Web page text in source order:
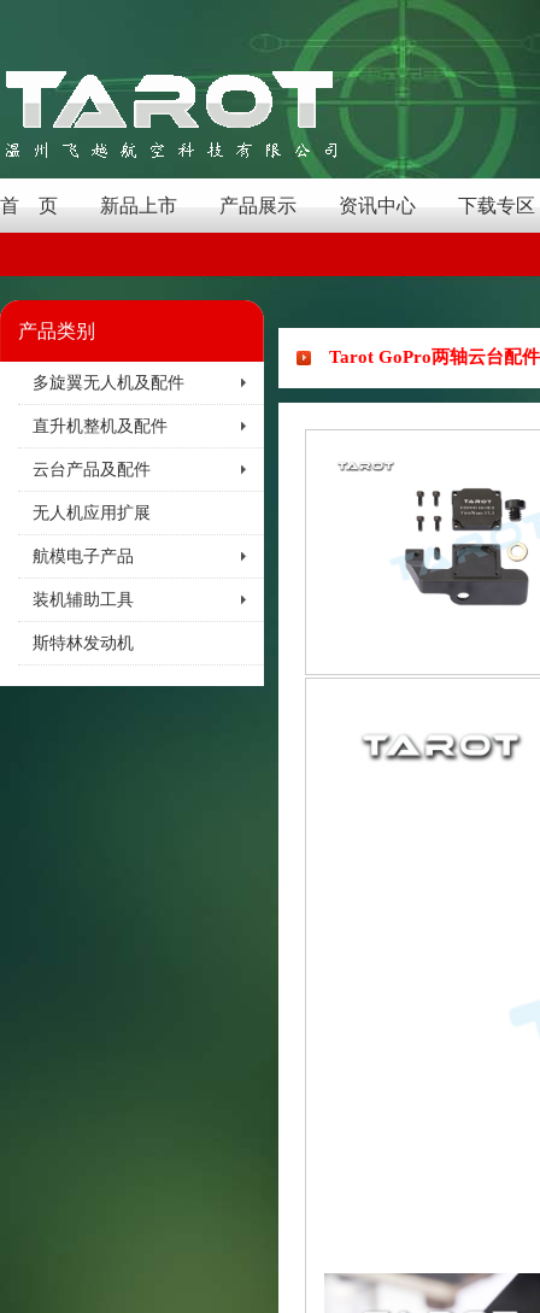
首 页 新品上市 产品展示 资讯中心 下载专区
产品类别
多旋翼无人机及配件
直升机整机及配件
云台产品及配件
无人机应用扩展
航模电子产品
装机辅助工具
斯特林发动机
Tarot GoPro两轴云台配